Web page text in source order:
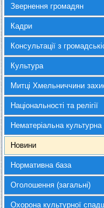
Звернення громадян
Кадри
Консультації з
Культура
Митці Хмельниччини
Національності та релігії
Нематеріальна
Новини
Нормативна база
Оголошення (загальні)
Охорона культурної